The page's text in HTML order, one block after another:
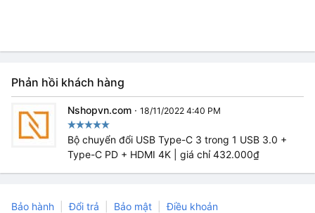
Phản hồi khách hàng
Nshopvn.com · 18/11/2022 4:40 PM
Bộ chuyển đổi USB Type-C 3 trong 1 USB 3.0 +
Type-C PD + HDMI 4K | giá chỉ 432.000₫
Bảo hành Đổi trả Bảo mật Điều khoản